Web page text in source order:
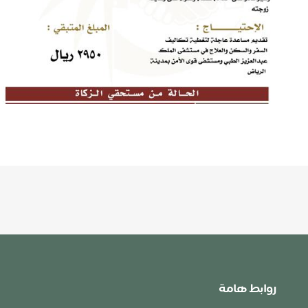
روابط هامة